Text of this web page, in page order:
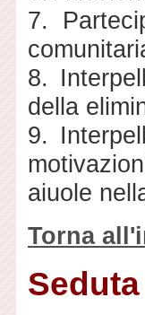
7.
8.
della
9.
aiuole
Torna